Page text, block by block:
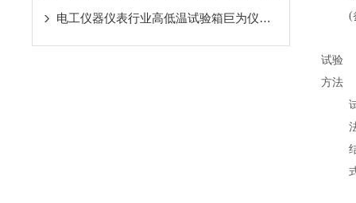
电工仪器仪表行业高低温试验箱巨为仪器生产情况及未来行情走势分析
试验
方法
(